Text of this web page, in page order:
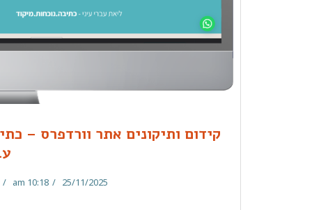
קידום ותיקונים אתר וורדפרס –
25/11/2025
10:18 am